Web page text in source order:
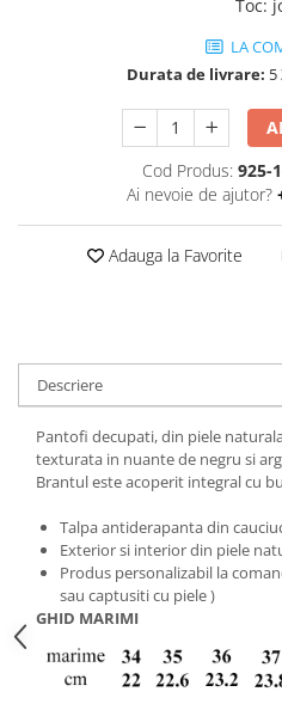
Toc:
LA
Durata de livrare: 5
Cod Produs: 925-
Ai nevoie de ajutor?
Adauga la Favorite
Descriere
Pantofi decupati, din piele
texturata in nuante de negru si
Brantul este acoperit integral cu
Talpa antiderapanta din
Exterior si interior din piele
Produs personalizabil la
sau captusiti cu piele )
GHID MARIMI